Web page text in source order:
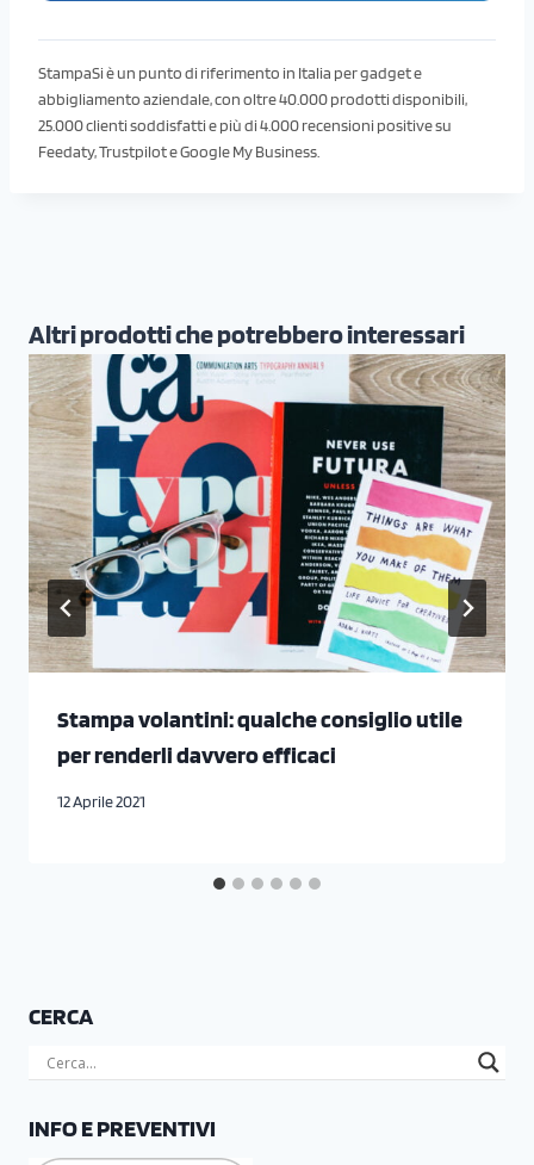
StampaSi è un punto di riferimento in Italia per gadget e
abbigliamento aziendale, con oltre 40.000 prodotti disponibili,
25.000 clienti soddisfatti e più di 4.000 recensioni positive su
Feedaty, Trustpilot e Google My Business.
Altri prodotti che potrebbero interessari
Stampa volantini: qualche consiglio utile
per renderli davvero efficaci
12 Aprile 2021
CERCA
INFO E PREVENTIVI